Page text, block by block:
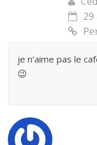
29
je n’aime pas le
😉